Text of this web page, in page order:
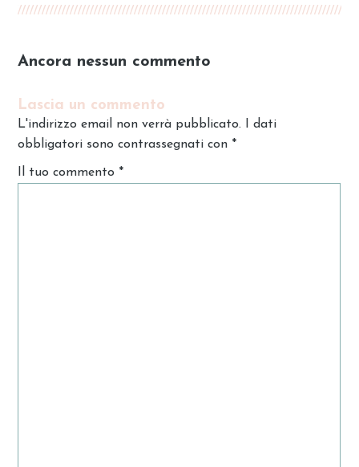
Ancora nessun commento
Lascia un commento
L'indirizzo email non verrà pubblicato. I dati
obbligatori sono contrassegnati con *
Il tuo commento *